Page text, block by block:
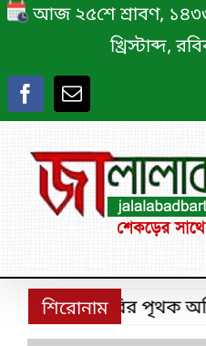
Skip
content
আজ ২৫শে শ্রাবণ,
খ্রিস্টাব্দ,
শিরোনাম
শ্রীমঙ্গলে ডিবির পৃথক